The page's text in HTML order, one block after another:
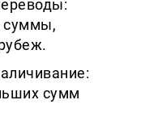
суммы,
сумм